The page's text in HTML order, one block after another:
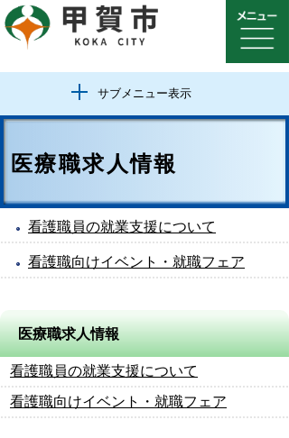
サブメニュー表示
医療職求人情報
看護職員の就業支援について
看護職向けイベント・就職フェア
医療職求人情報
看護職員の就業支援について
看護職向けイベント・就職フェア